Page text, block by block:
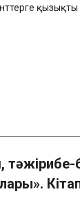
қызықты
тәжірибе-